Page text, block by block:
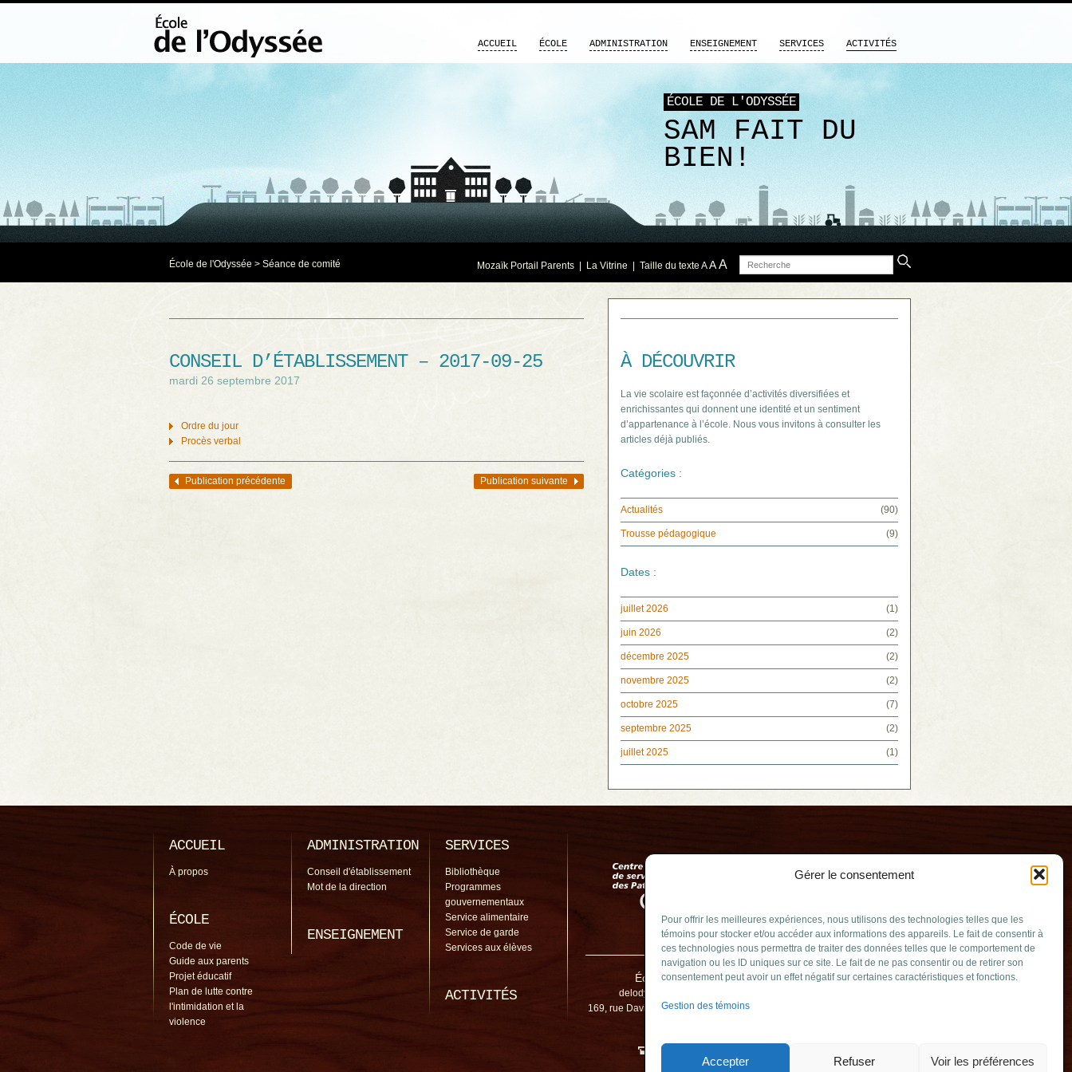
Gérer le consentement
Pour offrir les meilleures expériences, nous utilisons des technologies telles que les
témoins pour stocker et/ou accéder aux informations des appareils. Le fait de consentir à
ces technologies nous permettra de traiter des données telles que le comportement de
navigation ou les ID uniques sur ce site. Le fait de ne pas consentir ou de retirer son
consentement peut avoir un effet négatif sur certaines caractéristiques et fonctions.
Gestion des témoins
Accepter Refuser Voir les préférences
ÉCOLE DE L'ODYSSÉE
SAM FAIT DU
BIEN!
ACCUEIL ÉCOLE ADMINISTRATION ENSEIGNEMENT SERVICES ACTIVITÉS
École de l'Odyssée > Séance de comité Mozaïk Portail Parents La Vitrine | Taille du texte A AA Recherche
CONSEIL D’ÉTABLISSEMENT – 2017-09-25
mardi 26 septembre 2017
Ordre du jour
Procès verbal
Navigation des articles
Publication précédente Publication suivante
À DÉCOUVRIR
La vie scolaire est façonnée d’activités diversifiées et
enrichissantes qui donnent une identité et un sentiment
d’appartenance à l’école. Nous vous invitons à consulter les
articles déjà publiés.
Catégories :
Actualités (90)
Trousse pédagogique (9)
Dates :
juillet 2026 (1)
juin 2026 (2)
décembre 2025 (2)
novembre 2025 (2)
octobre 2025 (7)
septembre 2025 (2)
juillet 2025 (1)
ACCUEIL
À propos
ÉCOLE
Code de vie
Guide aux parents
Projet éducatif
Plan de lutte contre
l'intimidation et la
violence
ADMINISTRATION
Conseil d'établissement
Mot de la direction
ENSEIGNEMENT
SERVICES
Bibliothèque
Programmes
gouvernementaux
Service alimentaire
Service de garde
Services aux élèves
ACTIVITÉS
École de l'Odyssée
delodyssee@cssp.gouv.qc.ca
169, rue David Sud, Saint-Amable (Québec)
450 645-2349